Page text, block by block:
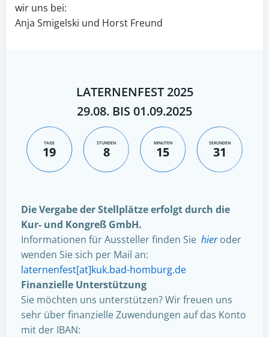
wir uns bei:
Anja Smigelski und Horst Freund
LATERNENFEST 2025
29.08. BIS 01.09.2025
TAGE
19
STUNDEN
8
MINUTEN
15
SEKUNDEN
30
Die Vergabe der Stellplätze erfolgt durch die
Kur- und Kongreß GmbH.
Informationen für Aussteller finden Sie hieroder
wenden Sie sich per Mail an:
laternenfest[at]kuk.bad-homburg.de
Finanzielle Unterstützung
Sie möchten uns unterstützen? Wir freuen uns
sehr über finanzielle Zuwendungen auf das Konto
mit der IBAN: